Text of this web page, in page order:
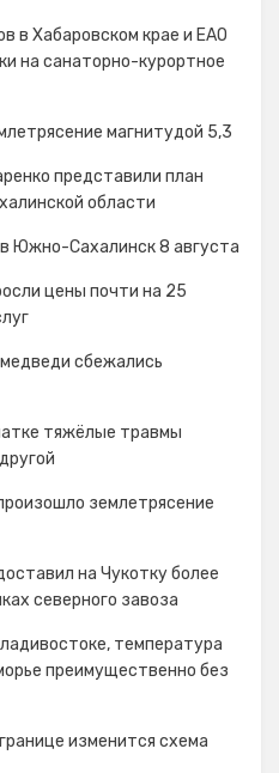
в Хабаровском крае и ЕАО
на санаторно-курортное
магнитудой 5,3
представили план
области
Южно-Сахалинск 8 августа
цены почти на 25
сбежались
тяжёлые травмы
землетрясение
на Чукотку более
северного завоза
температура
преимущественно без
изменится схема